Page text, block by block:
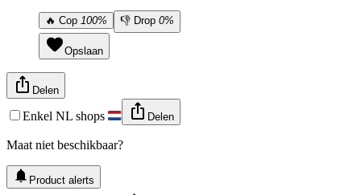
🔥 Cop 100% 👎 Drop 0%
Opslaan
Delen
Enkel NL shops Delen
Maat niet beschikbaar?
Product alerts